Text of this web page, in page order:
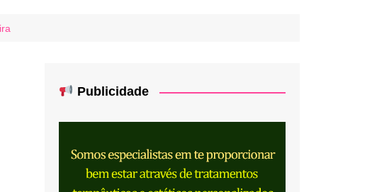
Publicidade